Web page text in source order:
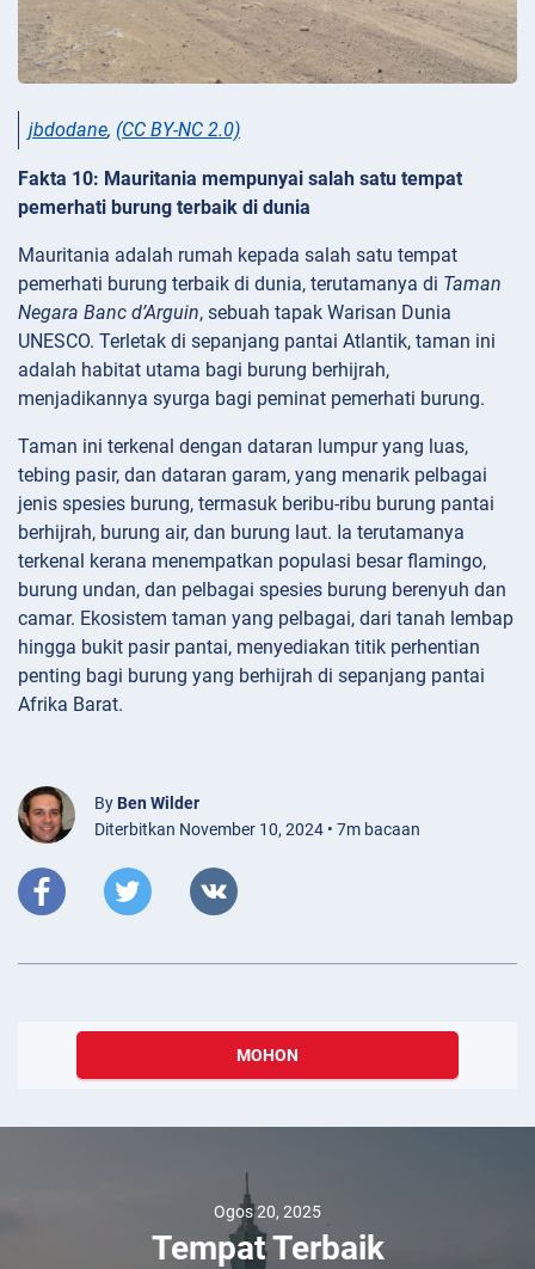
jbdodane, (CC BY-NC 2.0)
Fakta 10: Mauritania mempunyai salah satu tempat
pemerhati burung terbaik di dunia
Mauritania adalah rumah kepada salah satu tempat
pemerhati burung terbaik di dunia, terutamanya di Taman
Negara Banc d’Arguin, sebuah tapak Warisan Dunia
UNESCO. Terletak di sepanjang pantai Atlantik, taman ini
adalah habitat utama bagi burung berhijrah,
menjadikannya syurga bagi peminat pemerhati burung.
Taman ini terkenal dengan dataran lumpur yang luas,
tebing pasir, dan dataran garam, yang menarik pelbagai
jenis spesies burung, termasuk beribu-ribu burung pantai
berhijrah, burung air, dan burung laut. Ia terutamanya
terkenal kerana menempatkan populasi besar flamingo,
burung undan, dan pelbagai spesies burung berenyuh dan
camar. Ekosistem taman yang pelbagai, dari tanah lembap
hingga bukit pasir pantai, menyediakan titik perhentian
penting bagi burung yang berhijrah di sepanjang pantai
Afrika Barat.
By Ben Wilder
Diterbitkan November 10, 2024 • 7m bacaan
MOHON
Ogos 20, 2025
Tempat Terbaik